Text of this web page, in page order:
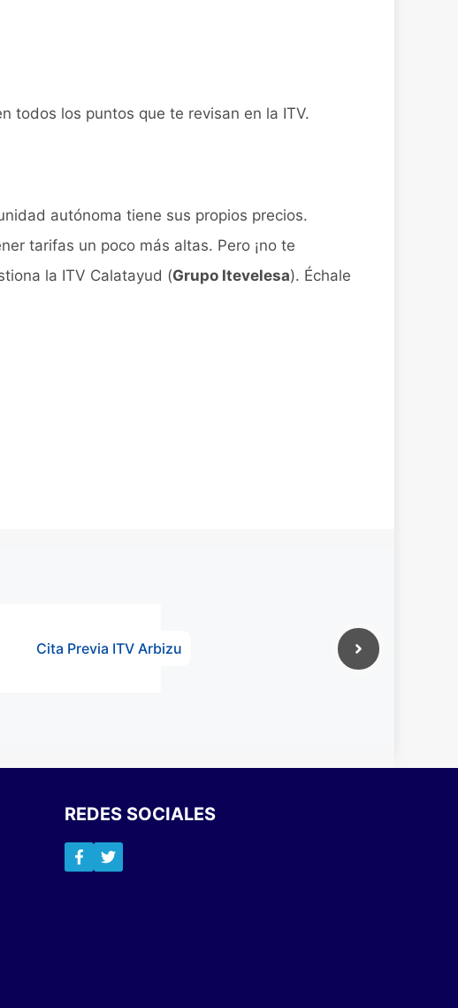
todos los puntos que te revisan en la ITV.
autónoma tiene sus propios precios.
tarifas un poco más altas. Pero ¡no te
la ITV Calatayud (Grupo Itevelesa). Échale
Cita Previa ITV Arbizu
REDES SOCIALES